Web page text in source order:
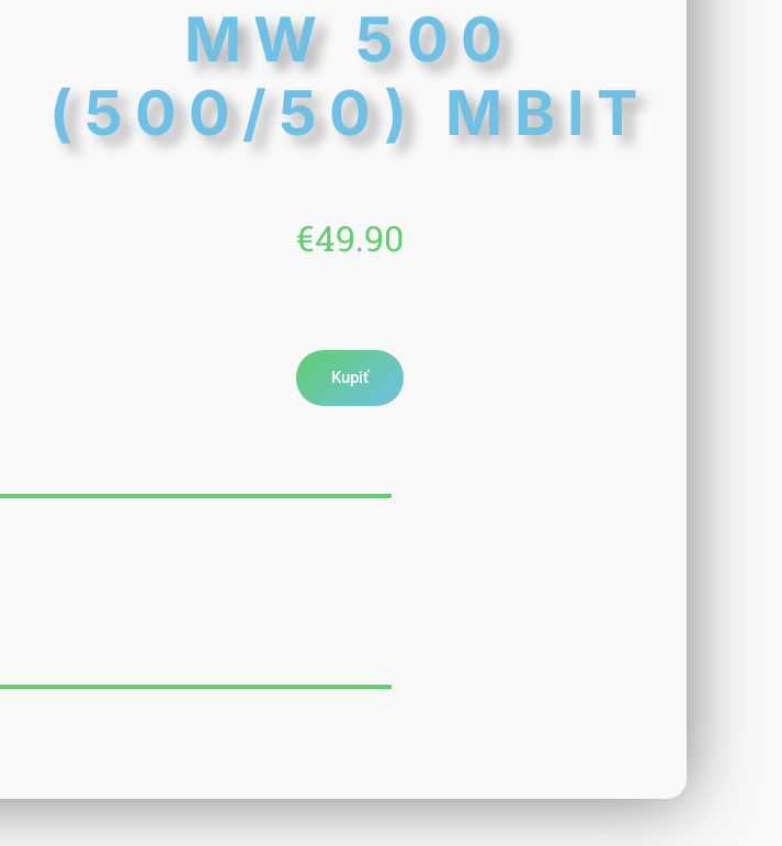
MW 500
(500/50) MBIT
€49.90
Kupiť